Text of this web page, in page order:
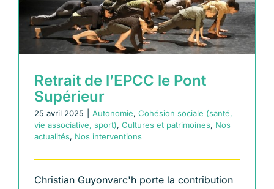
Retrait de l’EPCC le Pont
Supérieur
25 avril 2025 Autonomie, Cohésion sociale (santé,
vie associative, sport), Cultures et patrimoines, Nos
actualités, Nos interventions
Christian Guyonvarc'h porte la contribution